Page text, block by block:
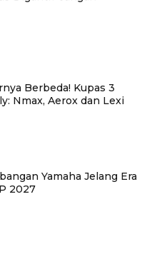
Berbeda! Kupas 3
Nmax, Aerox dan Lexi
Yamaha Jelang Era
2027